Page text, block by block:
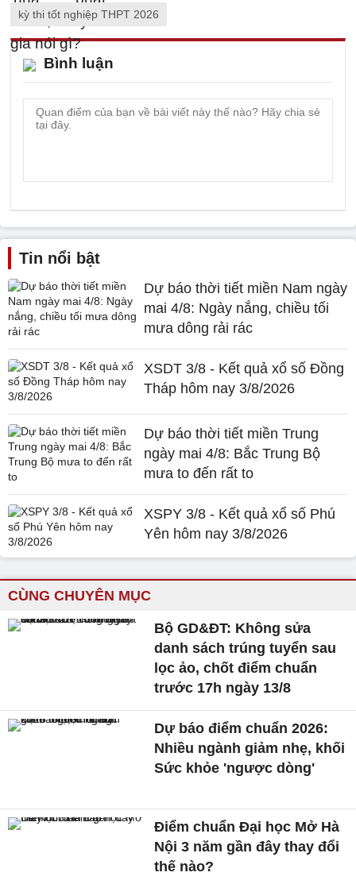
kỳ thi tốt nghiệp THPT 2026
Bình luận
Tin nổi bật
Dự báo thời tiết miền Nam ngày
mai 4/8: Ngày nắng, chiều tối
mưa dông rải rác
XSDT 3/8 - Kết quả xổ số Đồng
Tháp hôm nay 3/8/2026
Dự báo thời tiết miền Trung
ngày mai 4/8: Bắc Trung Bộ
mưa to đến rất to
XSPY 3/8 - Kết quả xổ số Phú
Yên hôm nay 3/8/2026
CÙNG CHUYÊN MỤC
Bộ GD&ĐT: Không sửa
danh sách trúng tuyển sau
lọc ảo, chốt điểm chuẩn
trước 17h ngày 13/8
Dự báo điểm chuẩn 2026:
Nhiều ngành giảm nhẹ, khối
Sức khỏe 'ngược dòng'
Điểm chuẩn Đại học Mở Hà
Nội 3 năm gần đây thay đổi
thế nào?